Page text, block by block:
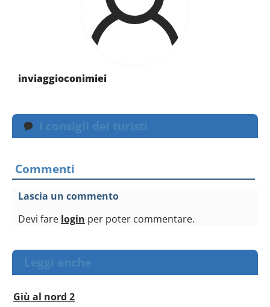
inviaggioconimiei
I consigli dei turisti
Commenti
Lascia un commento
Devi fare login per poter commentare.
Leggi anche
Giù al nord 2